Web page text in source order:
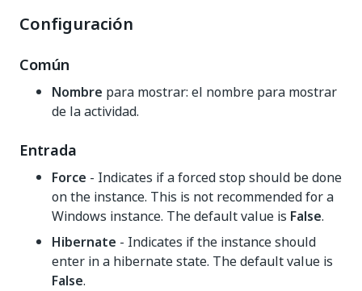
Configuración
Común
Nombre para mostrar: el nombre para mostrar
de la actividad.
Entrada
Force - Indicates if a forced stop should be done
on the instance. This is not recommended for a
Windows instance. The default value is False.
Hibernate - Indicates if the instance should
enter in a hibernate state. The default value is
False.